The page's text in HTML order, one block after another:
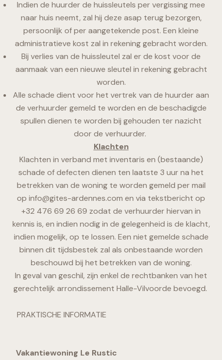
Indien de huurder de huissleutels per vergissing mee
naar huis neemt, zal hij deze asap terug bezorgen,
persoonlijk of per aangetekende post. Een kleine
administratieve kost zal in rekening gebracht worden.
Bij verlies van de huissleutel zal er de kost voor de
aanmaak van een nieuwe sleutel in rekening gebracht
worden.
Alle schade dient voor het vertrek van de huurder aan
de verhuurder gemeld te worden en de beschadigde
spullen dienen te worden bij gehouden ter nazicht
door de verhuurder.
Klachten
Klachten in verband met inventaris en (bestaande)
schade of defecten dienen ten laatste 3 uur na het
betrekken van de woning te worden gemeld per mail
op info@gites-ardennes.com en via tekstbericht op
+32 476 69 26 69 zodat de verhuurder hiervan in
kennis is, en indien nodig in de gelegenheid is de klacht,
indien mogelijk, op te lossen. Een niet gemelde schade
binnen dit tijdsbestek zal als onbestaande worden
beschouwd bij het betrekken van de woning.
In geval van geschil, zijn enkel de rechtbanken van het
gerechtelijk arrondissement Halle-Vilvoorde bevoegd.
PRAKTISCHE INFORMATIE
Vakantiewoning Le Rustic